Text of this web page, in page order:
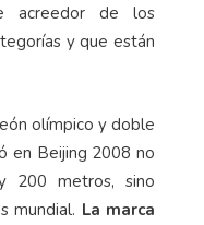
acreedor de los
y que están
olímpico y doble
en Beijing 2008 no
200 metros, sino
mundial. La marca